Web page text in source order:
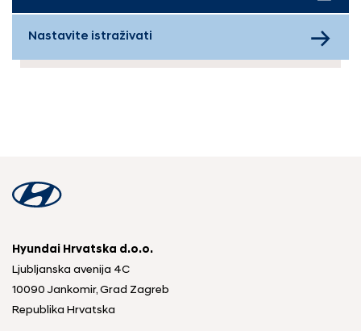
Nastavite istraživati
Hyundai Hrvatska d.o.o.
Ljubljanska avenija 4C
10090 Jankomir, Grad Zagreb
Republika Hrvatska